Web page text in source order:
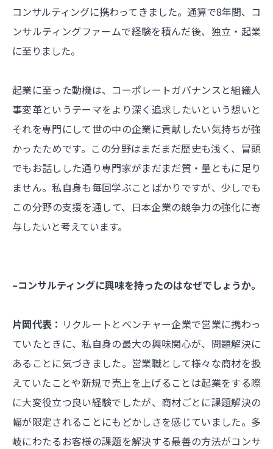
コンサルティングに携わってきました。通算で8年間、コ
ンサルティングファームで経験を積んだ後、独立・起業
に至りました。
起業に至った動機は、コーポレートガバナンスと組織人
事変革というテーマをより深く追求したいという想いと
それを専門にして世の中の企業に貢献したい気持ちが強
かったためです。この分野はまだまだ歴史も浅く、冒頭
でもお話しした通り専門家がまだまだ質・量ともに足り
ません。私自身も毎回学ぶことばかりですが、少しでも
この分野の支援を通して、日本企業の競争力の強化に寄
与したいと考えています。
–コンサルティングに興味を持ったのはなぜでしょうか。
片岡代表： リクルートとベンチャー企業で営業に携わっ
ていたときに、私自身の最大の興味関心が、問題解決に
あることに気づきました。営業職として様々な商材を扱
えていたことや新規で売上を上げることは起業をする際
に大変役立つ良い経験でしたが、商材ごとに課題解決の
幅が限定されることにもどかしさを感じていました。多
岐にわたるお客様の課題を解決する最善の方法がコンサ